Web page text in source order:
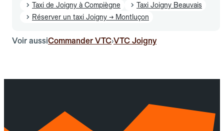
Taxi de Joigny à Compiègne
Taxi Joigny Beauvais
Réserver un taxi Joigny → Montluçon
Voir aussiCommander VTC›VTC Joigny